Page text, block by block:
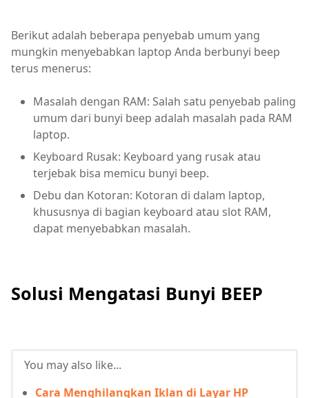
Berikut adalah beberapa penyebab umum yang
mungkin menyebabkan laptop Anda berbunyi beep
terus menerus:
Masalah dengan RAM: Salah satu penyebab paling
umum dari bunyi beep adalah masalah pada RAM
laptop.
Keyboard Rusak: Keyboard yang rusak atau
terjebak bisa memicu bunyi beep.
Debu dan Kotoran: Kotoran di dalam laptop,
khususnya di bagian keyboard atau slot RAM,
dapat menyebabkan masalah.
Solusi Mengatasi Bunyi BEEP
You may also like...
Cara Menghilangkan Iklan di Layar HP